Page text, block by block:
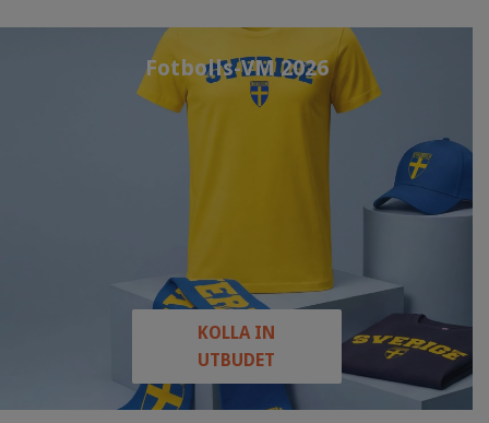
Fotbolls-VM 2026
KOLLA IN
UTBUDET